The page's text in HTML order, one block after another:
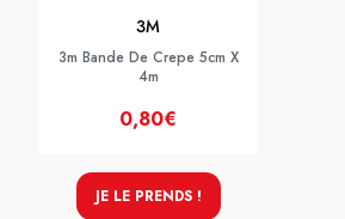
3M
3m Bande De Crepe 5cm X
4m
0,80€
JE LE PRENDS !